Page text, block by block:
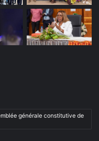
générale constitutive de